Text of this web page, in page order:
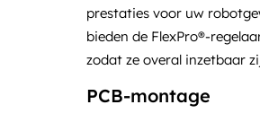
prestaties voor uw
bieden de FlexPro®-
zodat ze overal inzetbaar
PCB-montage